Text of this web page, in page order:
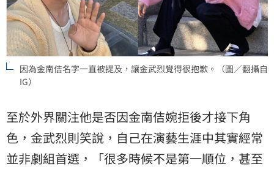
因為金南佶名字一直被提及，讓金武烈覺得很抱歉。（圖／翻攝自
IG）
至於外界關注他是否因金南佶婉拒後才接下角
色，金武烈則笑說，自己在演藝生涯中其實經常
並非劇組首選，「很多時候不是第一順位，甚至